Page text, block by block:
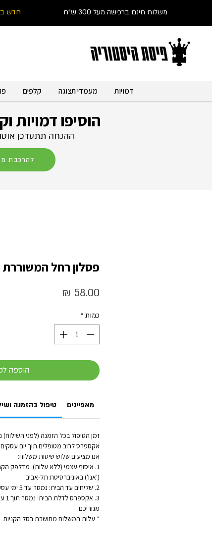
משלוח חינם ברכישה מעל 300 ש"ח חדש
דמויות מעמדי תצוגה קלפים
ההנחה תתעדכן
הוסיפו דמויות
להרכבת
פסלון רחל המשוררת
כמות *
הוספה
טיפול בהזמנה מאפיינים
אקספרס לרוב מטופלים תוך יום
אנו מציעים שלוש שיטות משלוח:
1. איסוף עצמי (ללא עלות): מדלפק
('אנו') באוניברסיטת תל-אביב.
2. שליחים עד הבית: נמסר עד 5 ימי עסקים - לכתובת מגוריכם.
מגוריכם.
* עלות המשלוח מחושבת בסל הקניות